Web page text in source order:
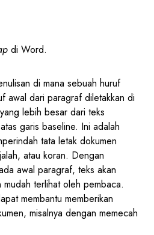
di Word.
di mana sebuah huruf
awal dari paragraf diletakkan di
lebih besar dari teks
garis baseline. Ini adalah
tata letak dokumen
atau koran. Dengan
awal paragraf, teks akan
terlihat oleh pembaca.
membantu memberikan
misalnya dengan memecah